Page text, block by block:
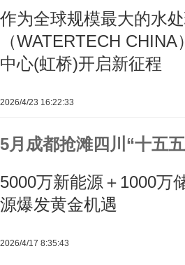
作为全球规模最大的水
（WATERTECH
中心(虹桥)开启新征程
2026/4/23 16:22:33
5月成都抢滩四川“十五
5000万新能源＋1000万
源爆发黄金机遇
2026/4/17 8:35:43